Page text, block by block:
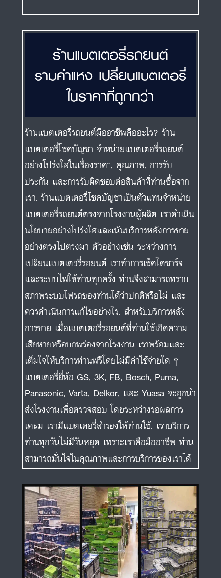
ร้านแบตเตอรี่รถยนต์
รามคำแหง เปลี่ยนแบตเตอรี่
ในราคาที่ถูกกว่า
ร้านแบตเตอรี่รถยนต์มืออาชีพคืออะไร? ร้าน
แบตเตอรี่โชคบัญชา จำหน่ายแบตเตอรี่รถยนต์
อย่างโปร่งใสในเรื่องราคา, คุณภาพ, การรับ
ประกัน และการรับผิดชอบต่อสินค้าที่ท่านซื้อจาก
เรา. ร้านแบตเตอรี่โชคบัญชาเป็นตัวแทนจำหน่าย
แบตเตอรี่รถยนต์ตรงจากโรงงานผู้ผลิต เราดำเนิน
นโยบายอย่างโปร่งใสและเน้นบริการหลังการขาย
อย่างตรงไปตรงมา ตัวอย่างเช่น ระหว่างการ
เปลี่ยนแบตเตอรี่รถยนต์ เราทำการเช็คไดชาร์จ
และระบบไฟให้ท่านทุกครั้ง ท่านจึงสามารถทราบ
สภาพระบบไฟรถของท่านได้ว่าปกติหรือไม่ และ
ควรดำเนินการแก้ไขอย่างไร. สำหรับบริการหลัง
การขาย เมื่อแบตเตอรี่รถยนต์ที่ท่านใช้เกิดความ
เสียหายหรือบกพร่องจากโรงงาน เราพร้อมและ
เต็มใจให้บริการท่านฟรีโดยไม่มีค่าใช้จ่ายใด ๆ
แบตเตอรี่ยี่ห้อ GS, 3K, FB, Bosch, Puma,
Panasonic, Varta, Delkor, และ Yuasa จะถูกนำ
ส่งโรงงานเพื่อตรวจสอบ โดยระหว่างรอผลการ
เคลม เรามีแบตเตอรี่สำรองให้ท่านใช้. เราบริการ
ท่านทุกวันไม่มีวันหยุด เพราะเราคือมืออาชีพ ท่าน
สามารถมั่นใจในคุณภาพและการบริการของเราได้